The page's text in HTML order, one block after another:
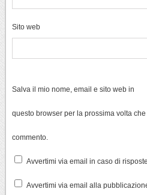
Sito web
Salva il mio nome, email e sito web in
questo browser per la prossima volta che
commento.
Avvertimi via email in caso di
Avvertimi via email alla